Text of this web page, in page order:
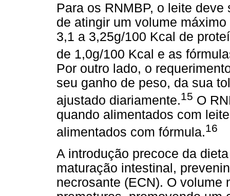
Para os RNMBP, o leite
de atingir um volume
3,1 a 3,25g/100 Kcal de
de 1,0g/100 Kcal e as
Por outro lado, o
seu ganho de peso, da sua
ajustado diariamente.15 O
quando alimentados com
alimentados com fórmula.16
A introdução precoce da
maturação intestinal,
necrosante (ECN). O volume